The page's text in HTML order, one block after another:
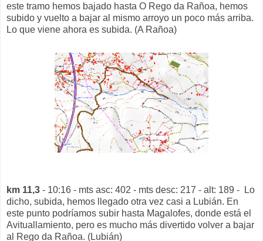
este tramo hemos bajado hasta O Rego da Rañoa, hemos
subido y vuelto a bajar al mismo arroyo un poco más arriba.
Lo que viene ahora es subida. (A Rañoa)
km 11,3 - 10:16 - mts asc: 402 - mts desc: 217 - alt: 189 - Lo
dicho, subida, hemos llegado otra vez casi a Lubián. En
este punto podríamos subir hasta Magalofes, donde está el
Avituallamiento, pero es mucho más divertido volver a bajar
al Rego da Rañoa. (Lubián)